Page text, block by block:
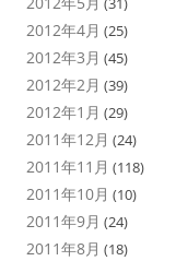
2012年4月 (25)
2012年3月 (45)
2012年2月 (39)
2012年1月 (29)
2011年12月 (24)
2011年11月 (118)
2011年10月 (10)
2011年9月 (24)
2011年8月 (18)